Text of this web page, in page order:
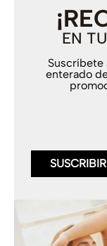
EN
Suscríbete
enterado